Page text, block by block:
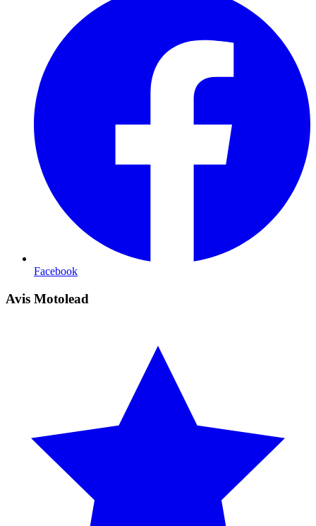
Facebook
Avis Motolead